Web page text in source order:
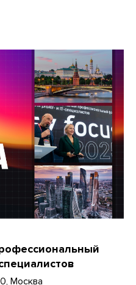
Москва